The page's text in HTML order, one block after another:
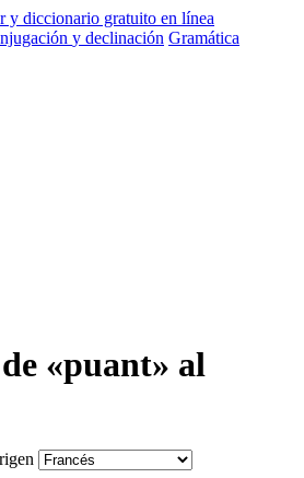
y declinación Gramática
«puant» al